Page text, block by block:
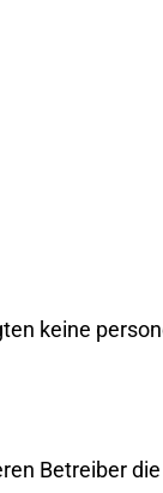
keine
Betreiber die